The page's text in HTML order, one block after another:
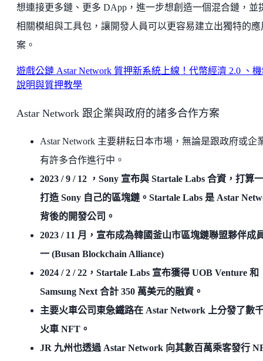
想連接更多鏈、更多 DApp，進一步想創造一個混合鏈，並
相關模組與工具包，讓開發人員可以更容易建立出獨特的應
案。
遊戲公鏈 Astar Network 質押新系統上線！代幣經濟 2.0 、
說明與質押教學
Astar Network 跟企業與政府的諸多合作方案
Astar Network 主要耕耘日本市場，無論是跟政府或企
有許多合作進行中。
2023 / 9 / 12 ，Sony 宣布與 Startale Labs 合資，打算
打造 Sony 自己的區塊鏈。Startale Labs 是 Astar
背後的開發公司。
2023 / 11 月，宣布成為韓國釜山市區塊鏈聯盟夥伴成
一 (Busan Blockchain Alliance)
2024 / 2 / 22，Startale Labs 宣布獲得 UOB Venture 和
Samsung Next 合計 350 萬美元的融資。
主要火車公司東急鐵路在 Astar Network 上分發了數
火車 NFT。
JR 九州也透過 Astar Network 向其數百萬乘客發行